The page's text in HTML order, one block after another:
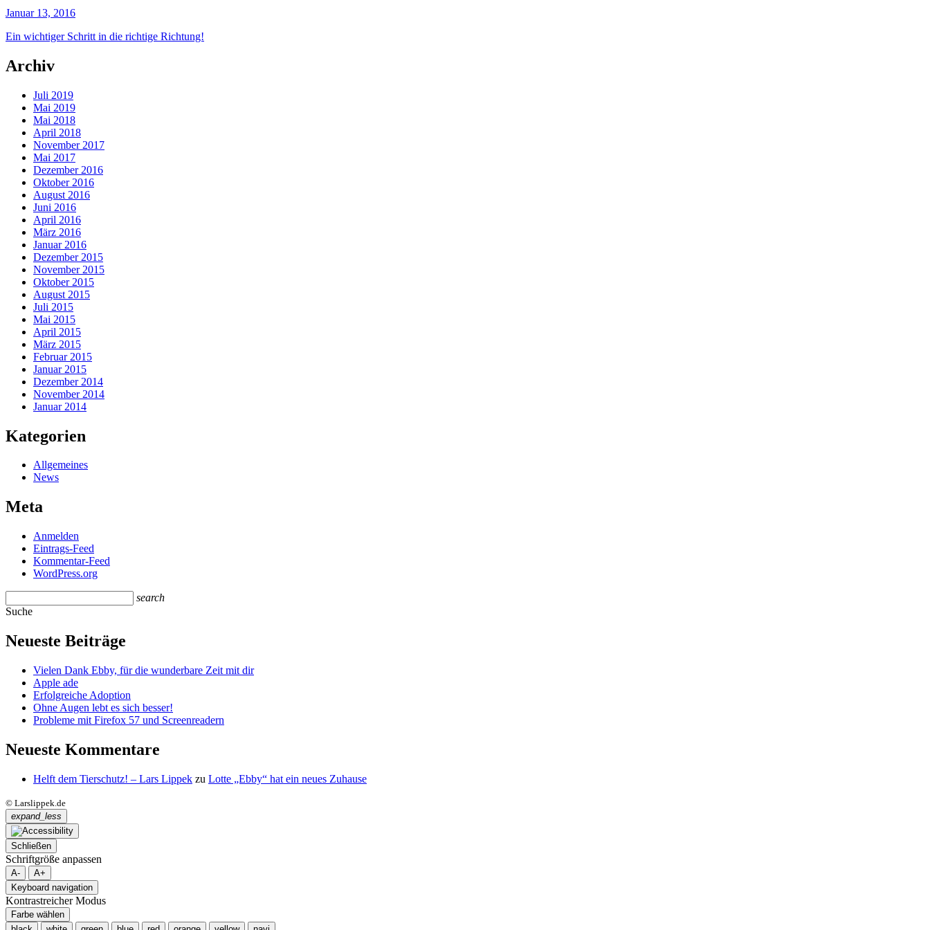
Januar 13, 2016
Ein wichtiger Schritt in die richtige Richtung!
Archiv
Juli 2019
Mai 2019
Mai 2018
April 2018
November 2017
Mai 2017
Dezember 2016
Oktober 2016
August 2016
Juni 2016
April 2016
März 2016
Januar 2016
Dezember 2015
November 2015
Oktober 2015
August 2015
Juli 2015
Mai 2015
April 2015
März 2015
Februar 2015
Januar 2015
Dezember 2014
November 2014
Januar 2014
Kategorien
Allgemeines
News
Meta
Anmelden
Eintrags-Feed
Kommentar-Feed
WordPress.org
search
Suche
Neueste Beiträge
Vielen Dank Ebby, für die wunderbare Zeit mit dir
Apple ade
Erfolgreiche Adoption
Ohne Augen lebt es sich besser!
Probleme mit Firefox 57 und Screenreadern
Neueste Kommentare
Helft dem Tierschutz! – Lars Lippek zu Lotte „Ebby“ hat ein neues Zuhause
© Larslippek.de
expand_less
Schließen
Schriftgröße anpassen
A-
A+
Keyboard navigation
Kontrastreicher Modus
Farbe wählen